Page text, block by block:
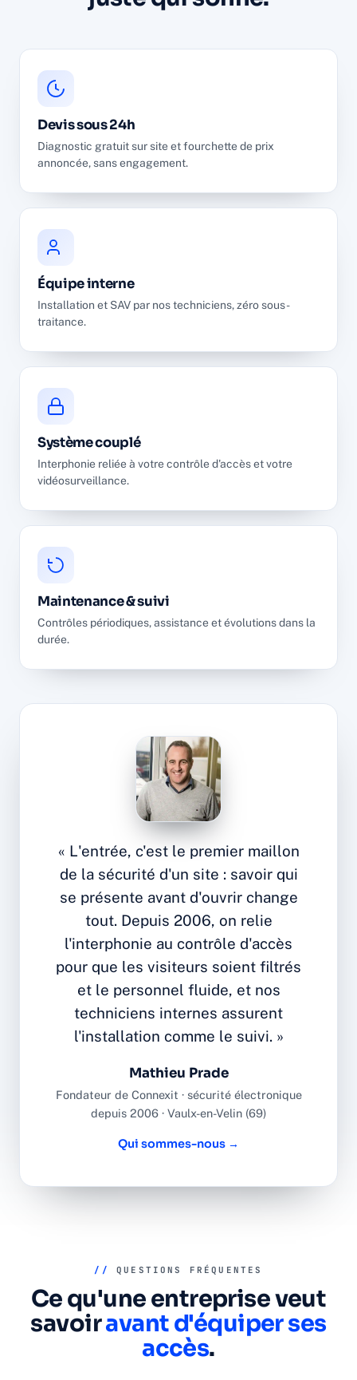
Devis sous 24h
Diagnostic gratuit sur site et fourchette de prix
annoncée, sans engagement.
Équipe interne
Installation et SAV par nos techniciens, zéro sous-
traitance.
Système couplé
Interphonie reliée à votre contrôle d'accès et votre
vidéosurveillance.
Maintenance & suivi
Contrôles périodiques, assistance et évolutions dans la
durée.
« L'entrée, c'est le premier maillon
de la sécurité d'un site : savoir qui
se présente avant d'ouvrir change
tout. Depuis 2006, on relie
l'interphonie au contrôle d'accès
pour que les visiteurs soient filtrés
et le personnel fluide, et nos
techniciens internes assurent
l'installation comme le suivi. »
Mathieu Prade
Fondateur de Connexit · sécurité électronique
depuis 2006 · Vaulx-en-Velin (69)
Qui sommes-nous →
// QUESTIONS FRÉQUENTES
Ce qu'une entreprise veut
savoiravant d'équiper ses
accès.